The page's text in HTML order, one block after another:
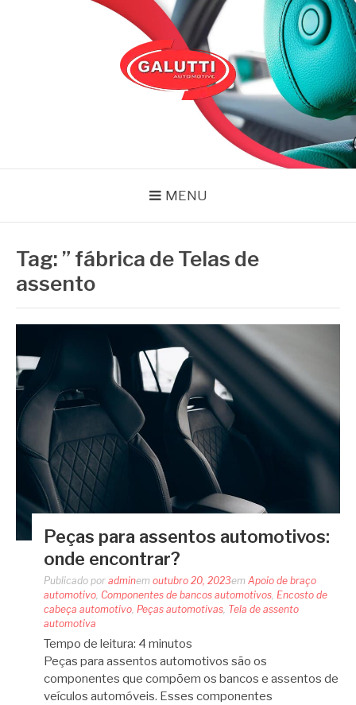
MENU
Tag: ” fábrica de Telas de
assento
Peças para assentos automotivos:
onde encontrar?
Publicado por adminem outubro 20, 2023em Apoio de braço
automotivo, Componentes de bancos automotivos, Encosto de
cabeça automotivo, Peças automotivas, Tela de assento
automotiva
Tempo de leitura: 4 minutos
Peças para assentos automotivos são os
componentes que compõem os bancos e assentos de
veículos automóveis. Esses componentes